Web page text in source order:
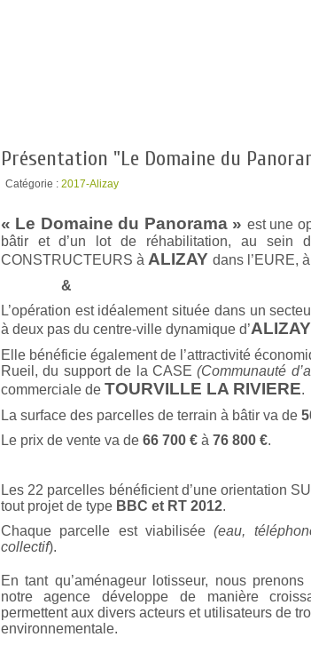
Présentation "Le Domaine du
Catégorie : 2017-Alizay
« Le Domaine du Panorama » est une
bâtir et d’un lot de réhabilitation, au sein
CONSTRUCTEURS à ALIZAY dans l’EURE,
&
L’opération est idéalement située dans un
à deux pas du centre-ville dynamique d’ALIZAY
Elle bénéficie également de l’attractivité
Rueil, du support de la CASE(Communauté
commerciale de TOURVILLE LA RIVIERE.
La surface des parcelles de terrain à bâtir va de
Le prix de vente va de 66 700 € à 76 800 €.
Les 22 parcelles bénéficient d’une orientation
tout projet de type BBC et RT 2012.
Chaque parcelle est viabilisée(eau,
collectif).
En tant qu’aménageur lotisseur, nous prenons
notre agence développe de manière
permettent aux divers acteurs et utilisateurs de
environnementale.